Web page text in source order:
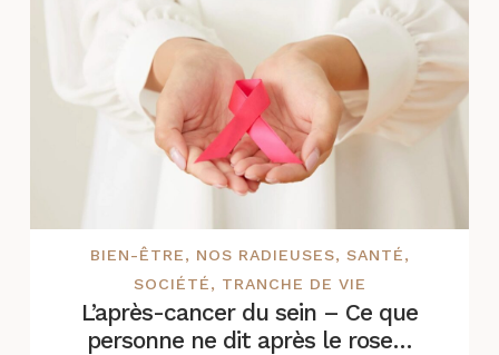
BIEN-ÊTRE, NOS RADIEUSES, SANTÉ,
SOCIÉTÉ, TRANCHE DE VIE
L’après-cancer du sein – Ce que
personne ne dit après le rose…